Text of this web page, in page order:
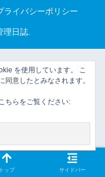
ライバシーポリシー
理日誌.
トップ サイドバー
を使用しています。 こ
意したとみなされます。
ちらをご覧ください: